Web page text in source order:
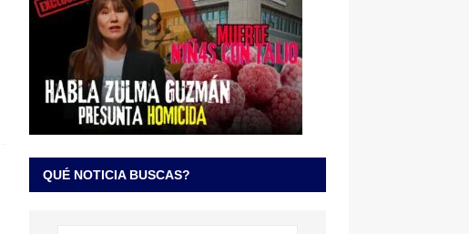
QUÉ NOTICIA BUSCAS?